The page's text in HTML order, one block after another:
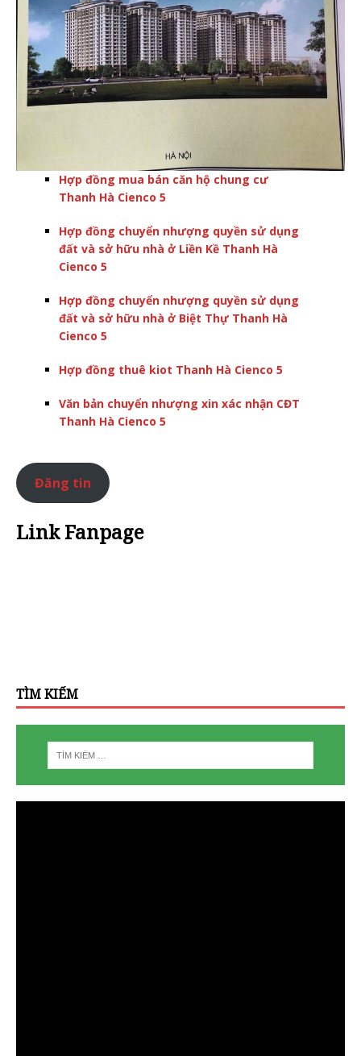
Hợp đồng mua bán căn hộ chung cư
Thanh Hà Cienco 5
Hợp đồng chuyển nhượng quyền sử dụng
đất và sở hữu nhà ở Liền Kề Thanh Hà
Cienco 5
Hợp đồng chuyển nhượng quyền sử dụng
đất và sở hữu nhà ở Biệt Thự Thanh Hà
Cienco 5
Hợp đồng thuê kiot Thanh Hà Cienco 5
Văn bản chuyển nhượng xin xác nhận CĐT
Thanh Hà Cienco 5
Đăng tin
Link Fanpage
TÌM KIẾM